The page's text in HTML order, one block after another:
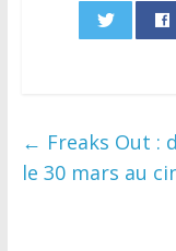
← Freaks Out :
le 30 mars au